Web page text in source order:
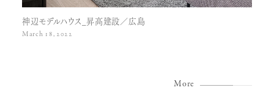
神辺モデルハウス_昇高建設／広島
March 18, 2022
More